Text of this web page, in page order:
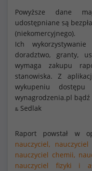
Powyższe dane
udostępniane są
(niekomercyjnego).
Ich
doradztwo, granty,
wymaga zakupu
stanowiska. Z
wykupeniu
wynagrodzenia.pl
& Sedlak
Raport powstał w
nauczyciel,
nauczyciel chemii,
nauczyciel fizyki i